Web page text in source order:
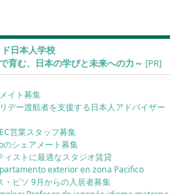
日本人学校
育む、日本の学びと未来への力～ [PR]
イト募集
デー渡航者を支援する日本人アドバイザー
営業スタッフ募集
のシェアメート募集
ィストに最適なスタジオ賃貸
exterior en zona Pacifico
・ピソ 9月からの入居者募集